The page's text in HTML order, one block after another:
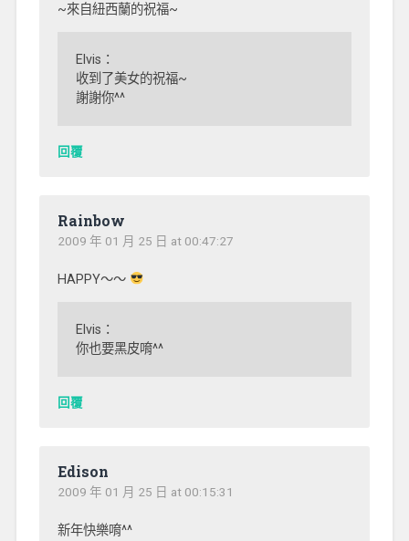
~來自紐西蘭的祝福~
Elvis：
收到了美女的祝福~
謝謝你^^
回覆
Rainbow
2009 年 01 月 25 日 at 00:47:27
HAPPY～～
Elvis：
你也要黑皮唷^^
回覆
Edison
2009 年 01 月 25 日 at 00:15:31
新年快樂唷^^